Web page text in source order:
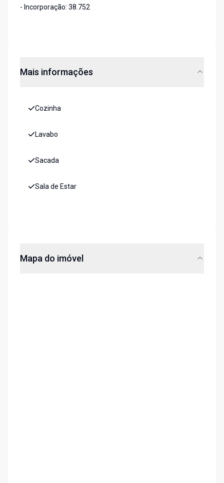
- Incorporação: 38.752
Mais informações
Cozinha
Lavabo
Sacada
Sala de Estar
Mapa do imóvel